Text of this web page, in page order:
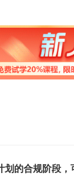
划的合规阶段，